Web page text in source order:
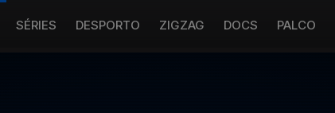
SÉRIES DESPORTO ZIGZAG DOCS PALCO